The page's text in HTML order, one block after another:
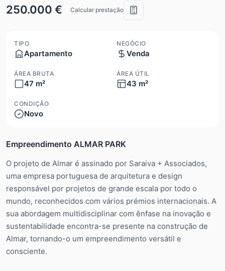
250.000 €
Calcular prestação
TIPO
Apartamento
NEGÓCIO
Venda
ÁREA BRUTA
47 m²
ÁREA ÚTIL
43 m²
CONDIÇÃO
Novo
Empreendimento ALMAR PARK
O projeto de Almar é assinado por Saraiva + Associados,
uma empresa portuguesa de arquitetura e design
responsável por projetos de grande escala por todo o
mundo, reconhecidos com vários prémios internacionais. A
sua abordagem multidisciplinar com ênfase na inovação e
sustentabilidade encontra-se presente na construção de
Almar, tornando-o um empreendimento versátil e
consciente.